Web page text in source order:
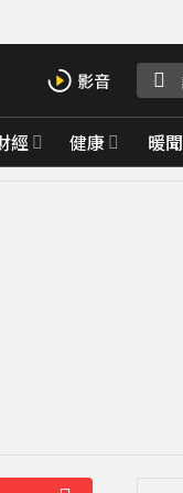
經 健康 暖聞